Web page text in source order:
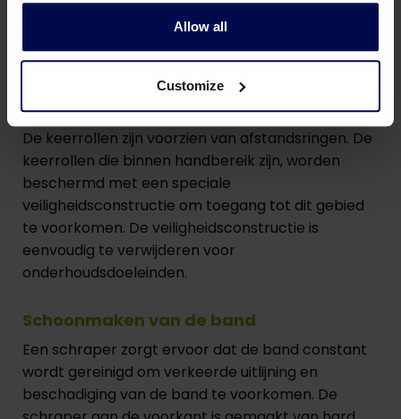
Allow all
Customize
De aandrijfpoelie en de spanrol zijn allebei een
afgewerkt met een diamantprofielbekleding.
Keerrollen
De keerrollen zijn voorzien van afstandsringen. De
keerrollen die binnen handbereik zijn, worden
beschermd met een speciale
veiligheidsconstructie om toegang tot dit gebied
te voorkomen. De veiligheidsconstructie is
eenvoudig te verwijderen voor
onderhoudsdoeleinden.
Schoonmaken van de band
Een schraper zorgt ervoor dat de band constant
wordt gereinigd om verkeerde uitlijning en
beschadiging van de band te voorkomen. De